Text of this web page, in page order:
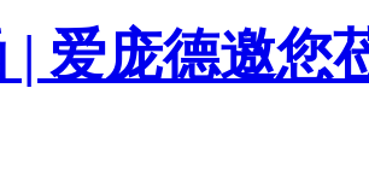
| 爱庞德邀您